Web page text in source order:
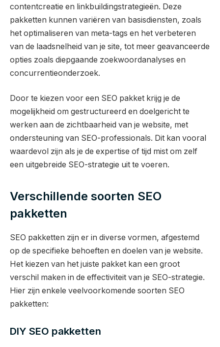
contentcreatie en linkbuildingstrategieën. Deze
pakketten kunnen variëren van basisdiensten, zoals
het optimaliseren van meta-tags en het verbeteren
van de laadsnelheid van je site, tot meer geavanceerde
opties zoals diepgaande zoekwoordanalyses en
concurrentieonderzoek.
Door te kiezen voor een SEO pakket krijg je de
mogelijkheid om gestructureerd en doelgericht te
werken aan de zichtbaarheid van je website, met
ondersteuning van SEO-professionals. Dit kan vooral
waardevol zijn als je de expertise of tijd mist om zelf
een uitgebreide SEO-strategie uit te voeren.
Verschillende soorten SEO
pakketten
SEO pakketten zijn er in diverse vormen, afgestemd
op de specifieke behoeften en doelen van je website.
Het kiezen van het juiste pakket kan een groot
verschil maken in de effectiviteit van je SEO-strategie.
Hier zijn enkele veelvoorkomende soorten SEO
pakketten:
DIY SEO pakketten